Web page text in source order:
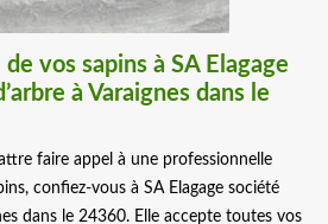
vos sapins à SA Elagage
à Varaignes dans le
faire appel à une professionnelle
confiez-vous à SA Elagage société
dans le 24360. Elle accepte toutes vos